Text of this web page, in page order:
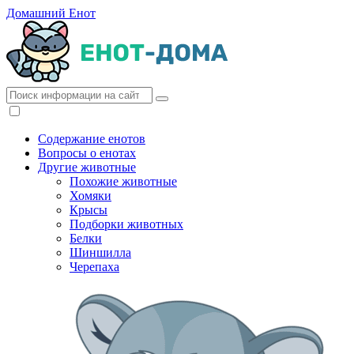
Домашний Енот
Содержание енотов
Вопросы о енотах
Другие животные
Похожие животные
Хомяки
Крысы
Подборки животных
Белки
Шиншилла
Черепаха